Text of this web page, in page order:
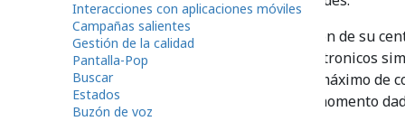
Dependiendo de la configuracion de su
manejar multiples correos electronicos
sistema le indicará el número máximo de
activos en su escritorio en un momento
Interacciones con aplicaciones móviles
Campañas salientes
Gestión de la calidad
Pantalla-Pop
Buscar
Estados
Buzón de voz